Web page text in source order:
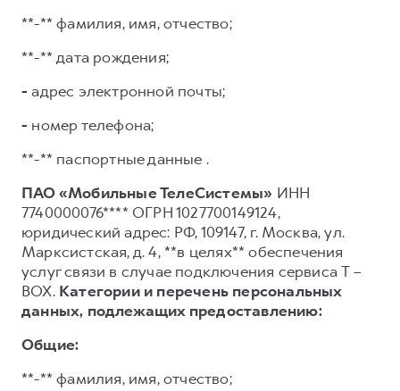
**-** фамилия, имя, отчество;
**-** дата рождения;
- адрес электронной почты;
- номер телефона;
**-** паспортные данные .
ПАО «Мобильные ТелеСистемы» ИНН
7740000076**** ОГРН 1027700149124,
юридический адрес: РФ, 109147, г. Москва, ул.
Марксистская, д. 4, **в целях** обеспечения
услуг связи в случае подключения сервиса T –
BOX. Категории и перечень персональных
данных, подлежащих предоставлению:
Общие:
**-** фамилия, имя, отчество;